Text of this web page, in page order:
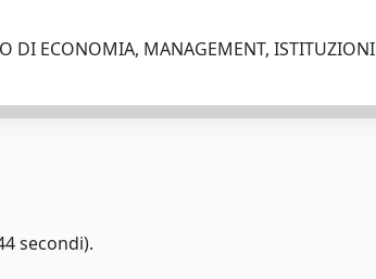
DI ECONOMIA, MANAGEMENT, ISTITUZIONI
secondi).